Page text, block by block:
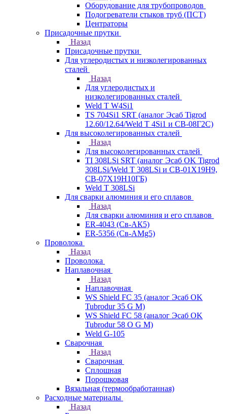
Оборудование для трубопроводов
Подогреватели стыков труб (ПСТ)
Центраторы
Присадочные прутки
Назад
Присадочные прутки
Для углеродистых и низколегированных
сталей
Назад
Для углеродистых и
низколегированных сталей
Weld T W4Si1
TS 704Si1 SRT (аналог Эсаб Tigrod
12.60/12.64/Weld T 4Si1 и СВ-08Г2С)
Для высоколегированных сталей
Назад
Для высоколегированных сталей
TI 308LSi SRT (аналог Эсаб OK Tigrod
308LSi/Weld T 308LSi и СВ-01Х19Н9,
СВ-07Х19Н10ГБ)
Weld T 308LSi
Для сварки алюминия и его сплавов
Назад
Для сварки алюминия и его сплавов
ER-4043 (Св-АК5)
ER-5356 (Св-АМg5)
Проволока
Назад
Проволока
Наплавочная
Назад
Наплавочная
WS Shield FC 35 (аналог Эсаб OK
Tubrodur 35 G M)
WS Shield FC 58 (аналог Эсаб OK
Tubrodur 58 O G M)
Weld G-105
Сварочная
Назад
Сварочная
Сплошная
Порошковая
Вязальная (термообработанная)
Расходные материалы
Назад